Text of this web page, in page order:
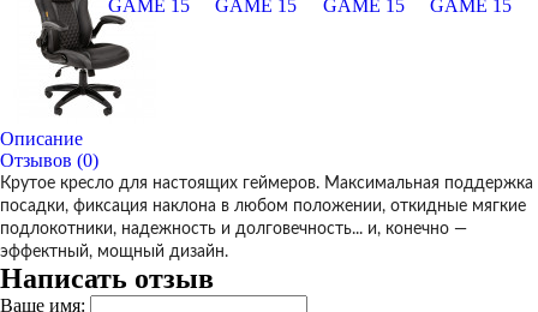
Описание
Отзывов (0)
Крутое кресло для настоящих геймеров. Максимальная поддержка
посадки, фиксация наклона в любом положении, откидные мягкие
подлокотники, надежность и долговечность... и, конечно —
эффектный, мощный дизайн.
Написать отзыв
Ваше имя: